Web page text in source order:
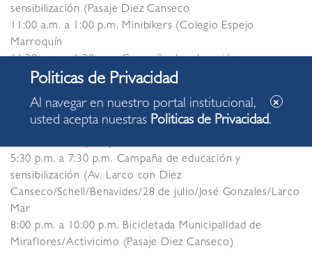
sensibilización (Pasaje Diez Canseco
11:00 a.m. a 1:00 p.m. Minibikers (Colegio Espejo
Marroquín
11:30 a.m. a 1:30 p.m. Campaña de educación y
sensibilización (Av. Larco con Diez
Canseco/Schell/Benavides/28 de julio/José Gonzales/Larco
Mar
3:00 p.m. Biciferia – Campaña de educación y
5:30 p.m. a 7:30 p.m. Campaña de educación y
sensibilización (Av. Larco con Diez
Canseco/Schell/Benavides/28 de julio/José Gonzales/Larco
Mar
8:00 p.m. a 10:00 p.m. Bicicletada Municipalidad de
Miraflores/Activicimo (Pasaje Diez Canseco)
Al navegar en nuestro portal institucional,
usted acepta nuestras Politicas de Privacidad.